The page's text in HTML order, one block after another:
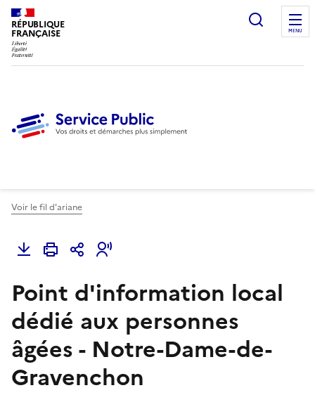
RÉPUBLIQUE
FRANÇAISE
Ouvrir
MENU
Voir le fil d'ariane
Point d'information local
dédié aux personnes
âgées - Notre-Dame-de-
Gravenchon